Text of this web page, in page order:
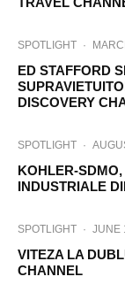
SPOTLIGHT ·
ED STAFFORD
DISCOVERY
SPOTLIGHT ·
KOHLER-
INDUSTRIALE
SPOTLIGHT · JUNE
VITEZA LA
CHANNEL